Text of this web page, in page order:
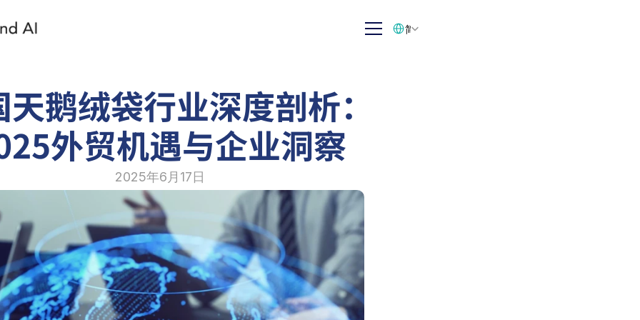
鹅绒袋行业深度剖析：
外贸机遇与企业洞察
2025年6月17日
简体中文